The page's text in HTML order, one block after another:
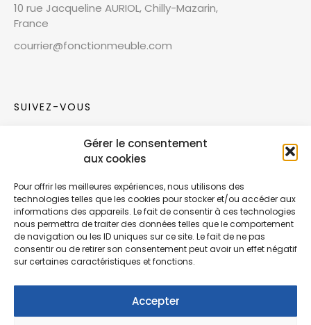
Gérer le consentement
aux cookies
Pour offrir les meilleures expériences, nous utilisons des
technologies telles que les cookies pour stocker et/ou accéder aux
informations des appareils. Le fait de consentir à ces technologies
nous permettra de traiter des données telles que le comportement
de navigation ou les ID uniques sur ce site. Le fait de ne pas
consentir ou de retirer son consentement peut avoir un effet négatif
sur certaines caractéristiques et fonctions.
Accepter
10 rue Jacqueline AURIOL, Chilly-Mazarin,
France
courrier@fonctionmeuble.com
SUIVEZ-VOUS
Rejoignez notre communauté sur les réseaux
Nouvelles collections, vie de l’équipe ou
inspirations : soyez informés de nos dernières
actualités.